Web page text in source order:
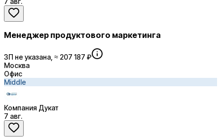
Менеджер продуктового маркетинга
ЗП не указана, ≈ 207 187 ₽
Москва
Офис
Middle
Компания Дукат
7 авг.